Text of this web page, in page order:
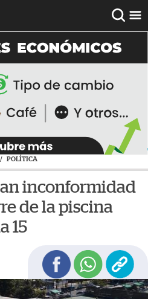
/ POLÍTICA
inconformidad
de la piscina
15